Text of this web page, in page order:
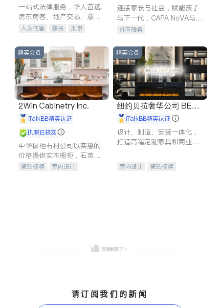
一站式法律服务，华人首选.
房东房客、地产交易、意外
伤害、车祸重伤、商业诉
建筑合同、刑事案件全包办
人身伤害 移民
刑事
信托/遗嘱
商业
商标注册
索赔
律师-其它 保释
连接家长与社会，赋能孩子
与下一代，CAPA NoVA与您
携手建设包容、公平、充满
社区服务
精英会员
2Win Cabinetry Inc.
iTalkBB精英认证
执照已核实
中华橱柜石材公司以实惠的
价格提供实木橱柜，石英石
台面，多种优质不锈钢水
瓷砖橱柜
室内设计
精英会员
纽约贝拉奢华公司 BELL
A LUXE
iTalkBB精英认证
设计、制造、安装一体化，
打造高端定制家具和商业空
室内设计
瓷砖橱柜
请订阅我们的新闻